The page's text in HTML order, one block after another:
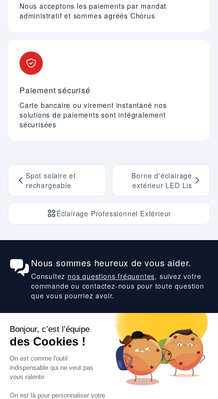
Nous acceptons les paiements par mandat
administratif et sommes agréés Chorus
Paiement sécurisé
Carte bancaire ou virement instantané nos
solutions de paiements sont intégralement
sécurisées
Spot solaire et
rechargeable
Éclairage Professionnel Extérieur
Borne d'éclairage
extérieur LED Lis
Nous sommes heureux de vous aider.
Consultez nos questions fréquentes, suivez votre
commande ou contactez-nous pour toute question
que vous pourriez avoir.
Suivez-nous
VOS SERVICES